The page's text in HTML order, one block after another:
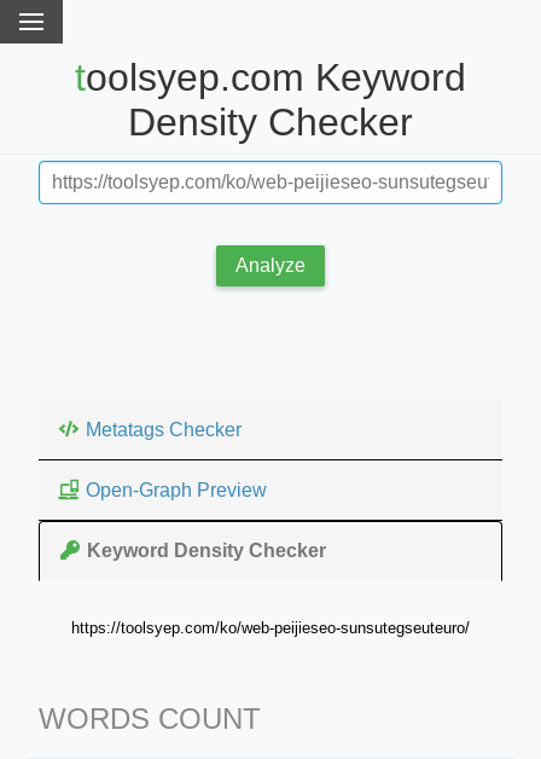
toolsyep.com Keyword
Density Checker
Analyze
Metatags Checker
Open-Graph Preview
Keyword Density Checker
https://toolsyep.com/ko/web-peijieseo-sunsutegseuteuro/
WORDS COUNT